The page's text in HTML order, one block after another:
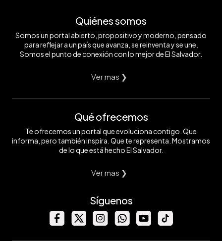
Quiénes somos
Somos un portal abierto, propositivo y moderno, pensado
para reflejar a un país que avanza, se reinventa y se une.
Somos el punto de conexión con lo mejor de El Salvador.
Ver mas ❯
Qué ofrecemos
Te ofrecemos un portal que evoluciona contigo. Que
informa, pero también inspira. Que te representa. Mostramos
de lo que está hecho El Salvador.
Ver mas ❯
Síguenos